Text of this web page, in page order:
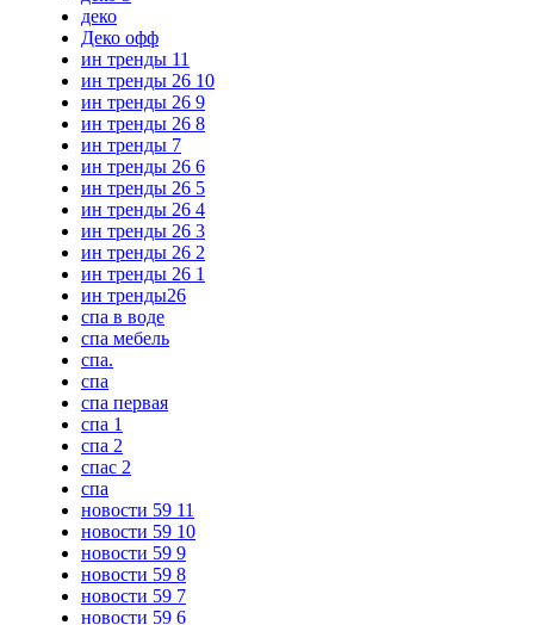
деко
Деко офф
ин тренды 11
ин тренды 26 10
ин тренды 26 9
ин тренды 26 8
ин тренды 7
ин тренды 26 6
ин тренды 26 5
ин тренды 26 4
ин тренды 26 3
ин тренды 26 2
ин тренды 26 1
ин тренды26
спа в воде
спа мебель
спа.
спа
спа первая
спа 1
спа 2
спас 2
спа
новости 59 11
новости 59 10
новости 59 9
новости 59 8
новости 59 7
новости 59 6